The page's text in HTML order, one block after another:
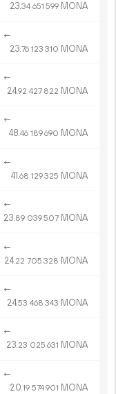
23.34 651 599 MONA
←
23.76 123 310 MONA
←
24.92 427 822 MONA
←
48.46 189690 MONA
←
41.68 129325 MONA
←
23.89 039507 MONA
←
24.22 705 328 MONA
←
24.53 468 343 MONA
←
23.23 025 631 MONA
←
20.19 574901 MONA